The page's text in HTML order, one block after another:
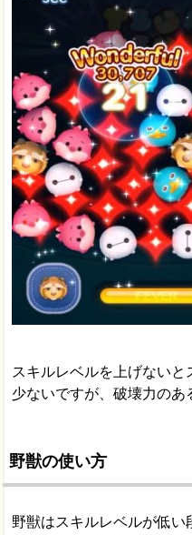
スキルレベルを上げないと
少ないですが、破壊力のあ
野獣の使い方
野獣はスキルレベルが低い